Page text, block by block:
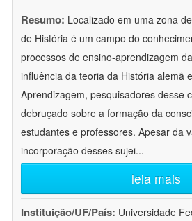
Resumo: Localizado em uma zona
de História é um campo do
processos de ensino-aprendizagem
influência da teoria da História alemã
Aprendizagem, pesquisadores desse
debruçado sobre a formação da
estudantes e professores. Apesar da
incorporação desses sujei...
leia mais
Instituição/UF/País: Universidade